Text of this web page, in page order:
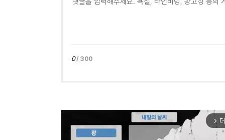
0/ 300
arrow_forward_ios